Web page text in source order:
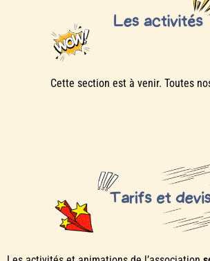
Cette section est à venir. Toutes